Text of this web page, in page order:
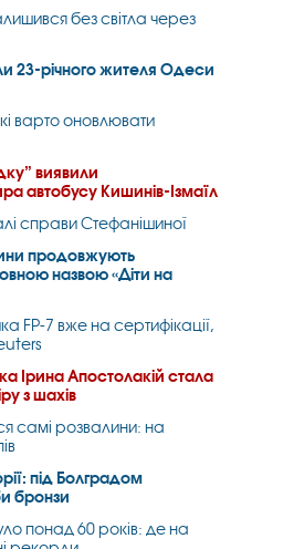
без світла через
23-річного жителя Одеси
варто оновлювати
виявили
автобусу Кишинів-Ізмаїл
справи Стефанішиної
продовжують
назвою «Діти на
FP-7 вже на сертифікації,
Ірина Апостолакій стала
з шахів
самі розвалини: на
під Болградом
бронзи
понад 60 років: де на